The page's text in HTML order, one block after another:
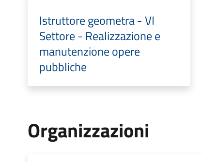
Istruttore geometra - VI
Settore - Realizzazione e
manutenzione opere
pubbliche
Organizzazioni